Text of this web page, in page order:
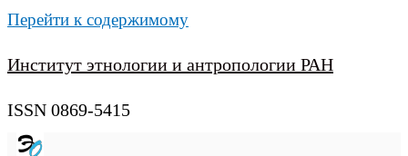
Перейти к содержимому
Институт этнологии и антропологии РАН
ISSN 0869-5415